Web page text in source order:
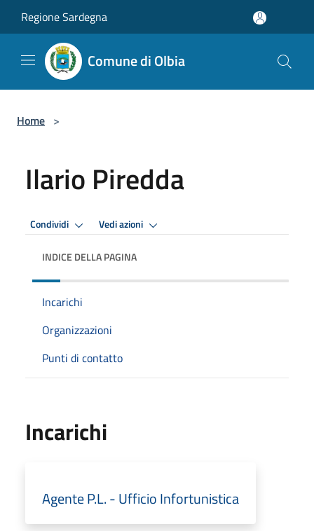
Regione Sardegna
Comune di Olbia
Home >
Ilario Piredda
Condividi Vedi azioni
INDICE DELLA PAGINA
Incarichi
Organizzazioni
Punti di contatto
Incarichi
Agente P.L. - Ufficio Infortunistica